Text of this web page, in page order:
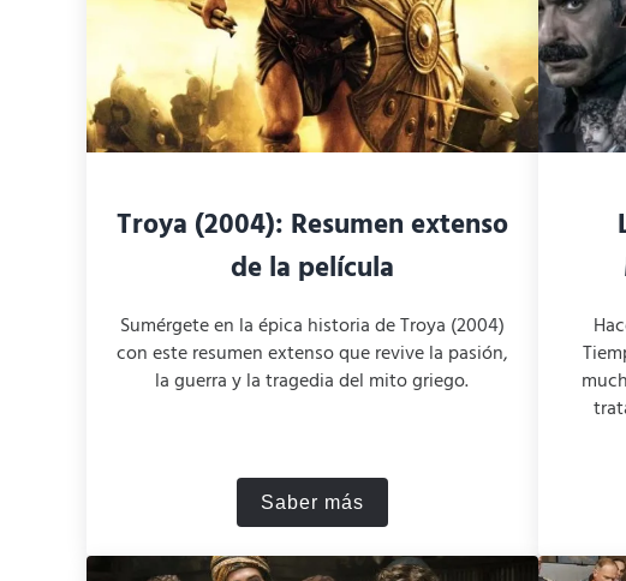
Troya (2004): Resumen extenso
de la película
Sumérgete en la épica historia de Troya (2004)
con este resumen extenso que revive la pasión,
la guerra y la tragedia del mito griego.
Saber másTroya (2004): Resumen